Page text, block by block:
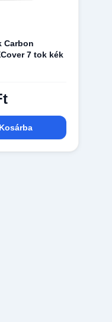
Carbon
7 tok kék
Kosárba